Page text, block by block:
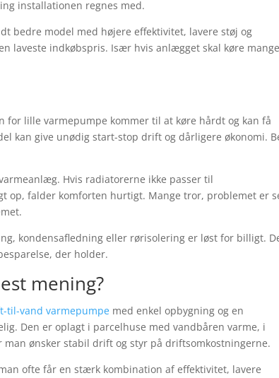
installationen regnes med.
bedre model med højere effektivitet, lavere støj og
laveste indkøbspris. Især hvis anlægget skal køre
lille varmepumpe kommer til at køre hårdt og kan få
kan give unødig start-stop drift og dårligere økonomi.
Hvis radiatorerne ikke passer til
op, falder komforten hurtigt. Mange tror, problemet er
kondensafledning eller rørisolering er løst for billigt.
der holder.
mening?
til-vand varmepumpe med enkel opbygning og en
Den er oplagt i parcelhuse med vandbåren varme, i
ønsker stabil drift og styr på driftsomkostningerne.
ofte får en stærk kombination af effektivitet, lavere